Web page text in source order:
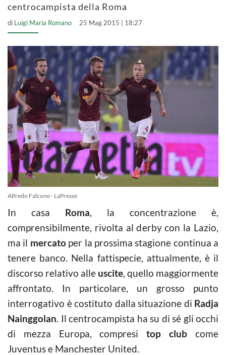
centrocampista della Roma
di Luigi Maria Romano 25 Mag 2015 | 18:27
Alfredo Falcone - LaPresse
In casa Roma, la concentrazione è,
comprensibilmente, rivolta al derby con la Lazio,
ma il mercatoper la prossima stagione continua a
tenere banco. Nella fattispecie, attualmente, è il
discorso relativo alle uscite, quello maggiormente
affrontato. In particolare, un grosso punto
interrogativo è costituto dalla situazione di Radja
Nainggolan. Il centrocampista ha su di sé gli occhi
di mezza Europa, compresitop club come
Juventus e Manchester United.